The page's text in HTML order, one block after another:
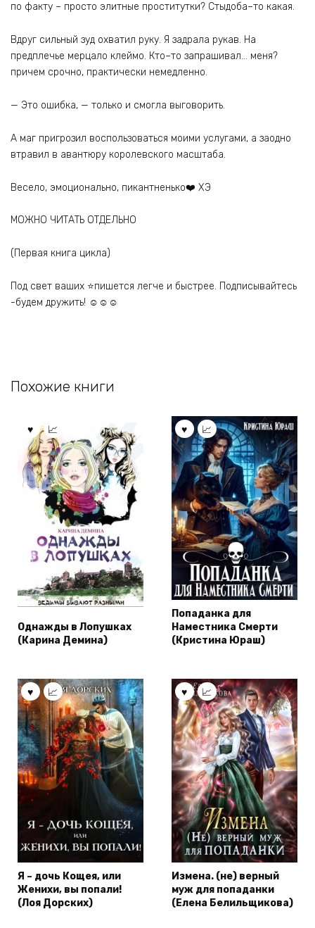
по факту – просто элитные проститутки? Стыдоба–то какая.
Вдруг сильный зуд охватил руку. Я задрала рукав. На
предплечье мерцало клеймо. Кто–то запрашивал… меня?
причем срочно, практически немедленно.
— Это ошибка, — только и смогла выговорить.
А маг пригрозил воспользоваться моими услугами, а заодно
втравил в авантюру королевского масштаба.
Весело, эмоционально, пикантненько❤️ ХЭ
МОЖНО ЧИТАТЬ ОТДЕЛЬНО
(Первая книга цикла)
Под свет ваших ⭐пишется легче и быстрее. Подписывайтесь
-будем дружить! ☺☺☺
Похожие книги
Однажды в Лопушках
(Карина Демина)
Попаданка для
Наместника Смерти
(Кристина Юраш)
Я – дочь Кощея, или
Женихи, вы попали!
(Лоя Дорских)
Измена. (не) верный
муж для попаданки
(Елена Белильщикова)